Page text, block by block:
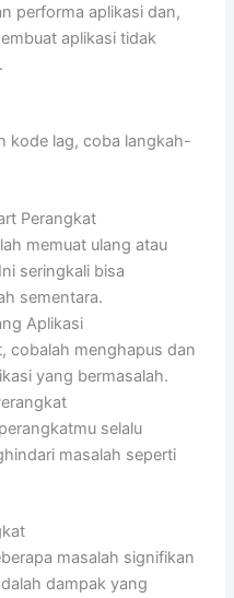
performa aplikasi dan,
aplikasi tidak
kode lag, coba langkah-
Perangkat
memuat ulang atau
seringkali bisa
sementara.
Aplikasi
cobalah menghapus dan
yang bermasalah.
selalu
masalah seperti
masalah signifikan
dampak yang